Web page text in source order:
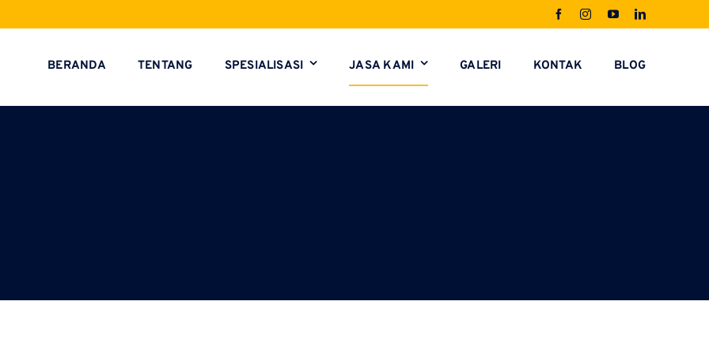
BERANDA TENTANG SPESIALISASI JASA KAMI GALERI KONTAK BLOG